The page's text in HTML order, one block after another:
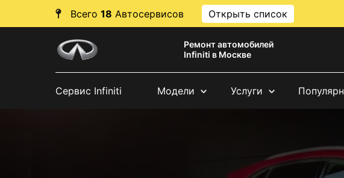
Всего 18 Автосервисов Открыть список
Ремонт автомобилей
Infiniti в Москве
Сервис Infiniti Модели Услуги